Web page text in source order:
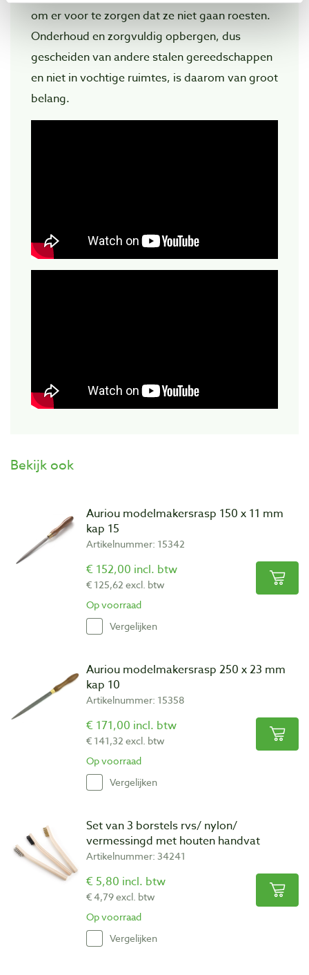
om er voor te zorgen dat ze niet gaan roesten.
Onderhoud en zorgvuldig opbergen, dus
gescheiden van andere stalen gereedschappen
en niet in vochtige ruimtes, is daarom van groot
belang.
Bekijk ook
Auriou modelmakersrasp 150 x 11 mm
kap 15
Artikelnummer: 15342
€ 152,00 incl. btw
€ 125,62 excl. btw
Op voorraad
Vergelijken
Auriou modelmakersrasp 250 x 23 mm
kap 10
Artikelnummer: 15358
€ 171,00 incl. btw
€ 141,32 excl. btw
Op voorraad
Vergelijken
Set van 3 borstels rvs/ nylon/
vermessingd met houten handvat
Artikelnummer: 34241
€ 5,80 incl. btw
€ 4,79 excl. btw
Op voorraad
Vergelijken